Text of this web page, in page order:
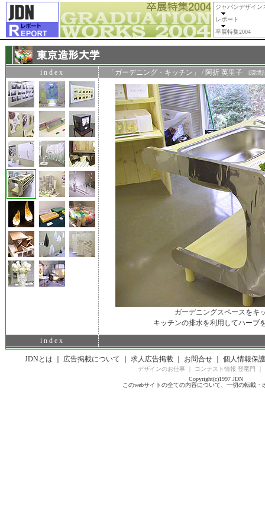
ジャパンデザイン
レポート
卒展特集2004
i n d e x 「ガーデニング・キッチン」 / 阿折 英里子 [環境
ガーデニングスペースをキ
キッチンの排水を利用してハーブ
i n d e x
JDNとは 広告掲載について 求人広告掲載｜ お問合せ｜ 個人情報保
デザインのお仕事｜ コンテスト情報 登竜門
Copyright(c)1997 JDN
このwebサイトの全ての内容について、一切の転載・